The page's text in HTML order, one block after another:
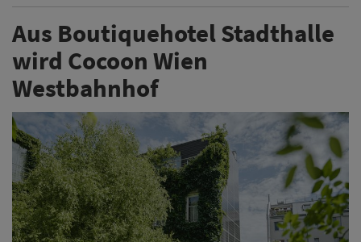
Aus Boutiquehotel Stadthalle
wird Cocoon Wien
Westbahnhof